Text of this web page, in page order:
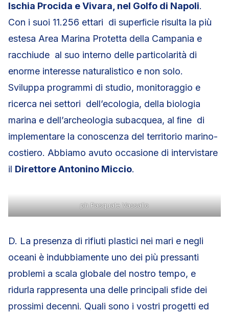
Ischia Procida e Vivara, nel Golfo di Napoli.
Con i suoi 11.256 ettari di superﬁcie risulta la più
estesa Area Marina Protetta della Campania e
racchiude al suo interno delle particolarità di
enorme interesse naturalistico e non solo.
Sviluppa programmi di studio, monitoraggio e
ricerca nei settori dell’ecologia, della biologia
marina e dell’archeologia subacquea, al ﬁne di
implementare la conoscenza del territorio marino-
costiero. Abbiamo avuto occasione di intervistare
il Direttore Antonino Miccio.
ph Pasquale Vassallo
D. La presenza di rifiuti plastici nei mari e negli
oceani è indubbiamente uno dei più pressanti
problemi a scala globale del nostro tempo, e
ridurla rappresenta una delle principali sfide dei
prossimi decenni. Quali sono i vostri progetti ed